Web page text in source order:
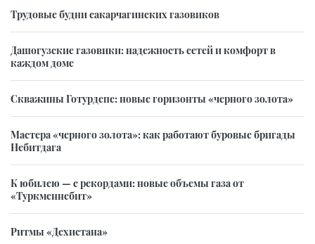
Трудовые будни сакарчагинских газовиков
Дашогузские газовики: надежность сетей и комфорт в
каждом доме
Скважины Готурдепе: новые горизонты «черного золота»
Мастера «черного золота»: как работают буровые бригады
Небитдага
К юбилею — с рекордами: новые объемы газа от
«Туркменнебит»
Ритмы «Дехистана»